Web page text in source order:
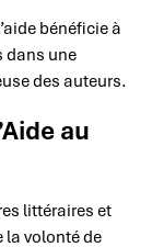
bénéficie à
dans une
des auteurs.
au
littéraires et
la volonté de